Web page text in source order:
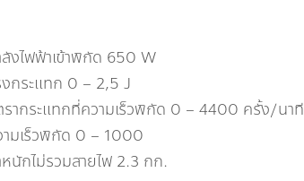
งไฟฟ้าเข้าพิกัด 650 W
งกระแทก 0 – 2,5 J
รากระแทกที่ความเร็วพิกัด 0 – 4400 ครั้ง/นาที
ามเร็วพิกัด 0 – 1000
นักไม่รวมสายไฟ 2.3 กก.